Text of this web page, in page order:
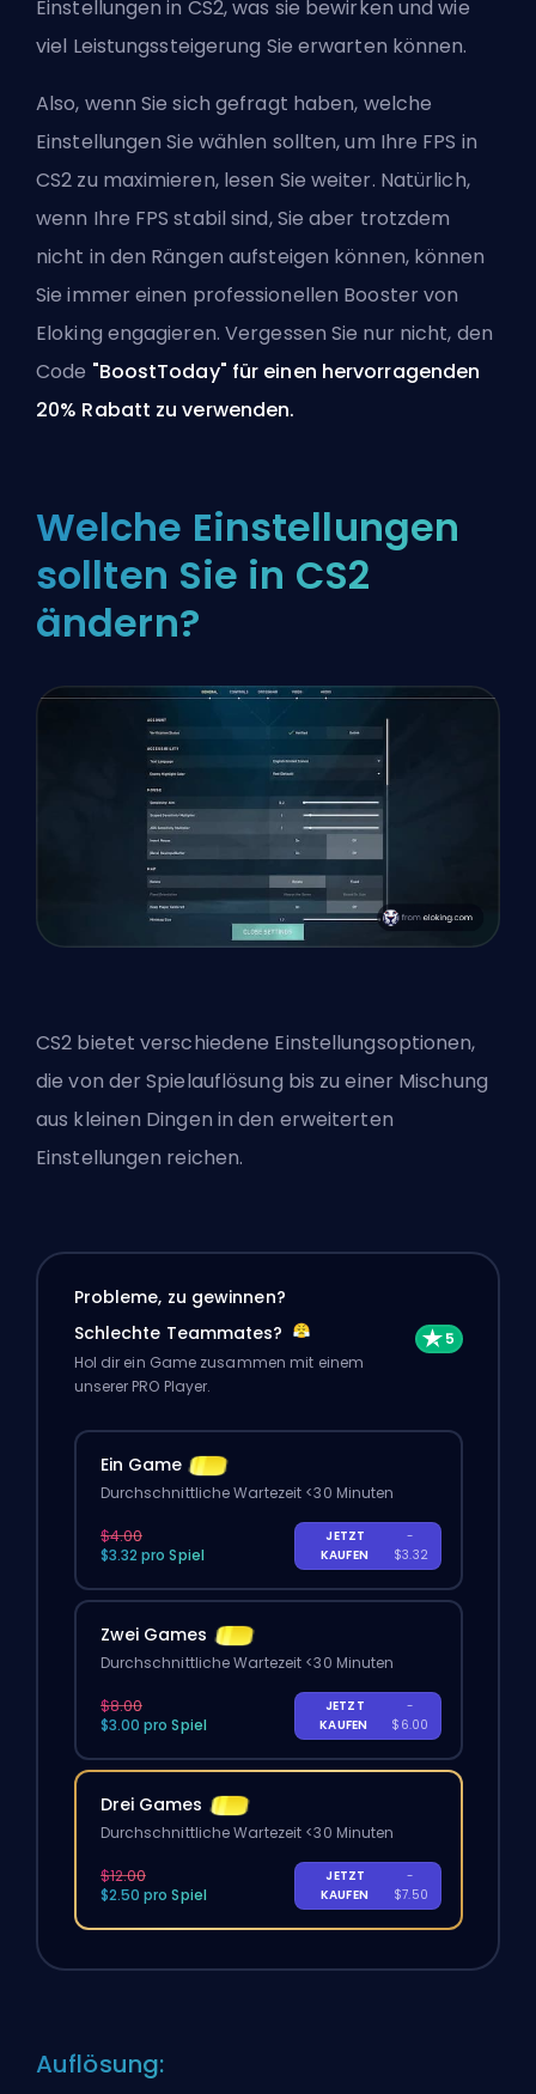
Einstellungen in CS2, was sie bewirken und wie
viel Leistungssteigerung Sie erwarten können.
Also, wenn Sie sich gefragt haben, welche
Einstellungen Sie wählen sollten, um Ihre FPS in
CS2 zu maximieren, lesen Sie weiter. Natürlich,
wenn Ihre FPS stabil sind, Sie aber trotzdem
nicht in den Rängen aufsteigen können, können
Sie immer einen professionellen Booster von
Eloking engagieren. Vergessen Sie nur nicht, den
Code "BoostToday" für einen hervorragenden
20% Rabatt zu verwenden.
Welche Einstellungen
sollten Sie in CS2
ändern?
CS2 bietet verschiedene Einstellungsoptionen,
die von der Spielauflösung bis zu einer Mischung
aus kleinen Dingen in den erweiterten
Einstellungen reichen.
Probleme, zu gewinnen?
Schlechte Teammates?
Hol dir ein Game zusammen mit einem
unserer PRO Player.
Ein Game
Durchschnittliche Wartezeit <30 Minuten
$4.00
$3.32 pro Spiel
JETZT
KAUFEN
-
$3.32
Zwei Games
Durchschnittliche Wartezeit <30 Minuten
$8.00
$3.00 pro Spiel
JETZT
KAUFEN
-
$6.00
Drei Games
Durchschnittliche Wartezeit <30 Minuten
$12.00
$2.50 pro Spiel
JETZT
KAUFEN
-
$7.50
Auflösung: